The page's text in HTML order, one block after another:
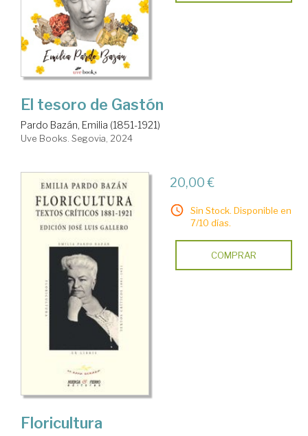
El tesoro de Gastón
Pardo Bazán, Emilia (1851-1921)
Uve Books. Segovia, 2024
20,00 €
Sin Stock. Disponible en
7/10 días.
COMPRAR
Floricultura